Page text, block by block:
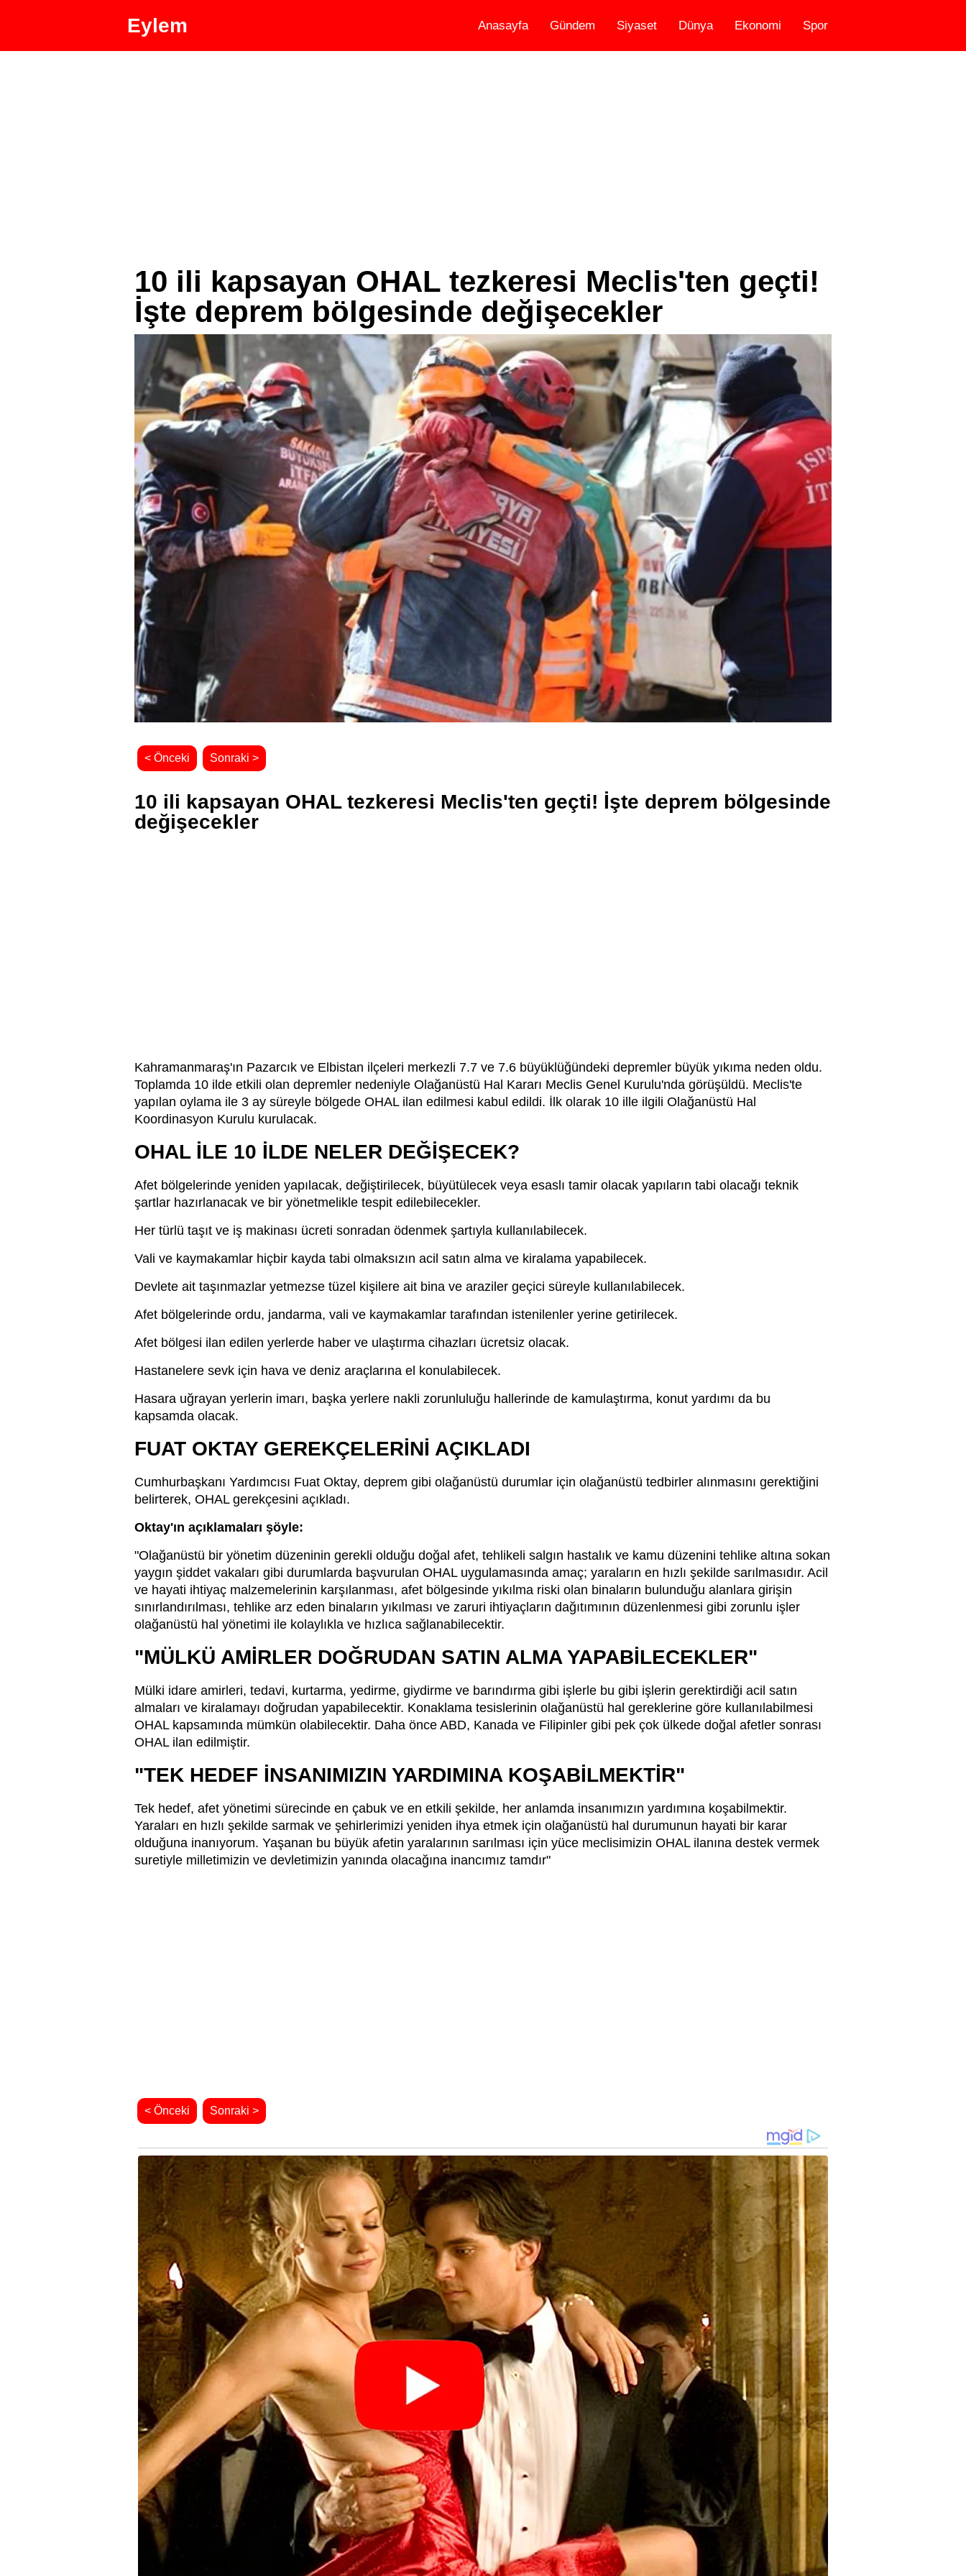
Eylem Anasayfa Gündem Siyaset Dünya Ekonomi Spor
10 ili kapsayan OHAL tezkeresi Meclis'ten geçti!
İşte deprem bölgesinde değişecekler
< Önceki Sonraki >
10 ili kapsayan OHAL tezkeresi Meclis'ten geçti! İşte deprem bölgesinde
değişecekler
Kahramanmaraş'ın Pazarcık ve Elbistan ilçeleri merkezli 7.7 ve 7.6 büyüklüğündeki depremler büyük yıkıma neden oldu.
Toplamda 10 ilde etkili olan depremler nedeniyle Olağanüstü Hal Kararı Meclis Genel Kurulu'nda görüşüldü. Meclis'te
yapılan oylama ile 3 ay süreyle bölgede OHAL ilan edilmesi kabul edildi. İlk olarak 10 ille ilgili Olağanüstü Hal
Koordinasyon Kurulu kurulacak.
OHAL İLE 10 İLDE NELER DEĞİŞECEK?
Afet bölgelerinde yeniden yapılacak, değiştirilecek, büyütülecek veya esaslı tamir olacak yapıların tabi olacağı teknik
şartlar hazırlanacak ve bir yönetmelikle tespit edilebilecekler.
Her türlü taşıt ve iş makinası ücreti sonradan ödenmek şartıyla kullanılabilecek.
Vali ve kaymakamlar hiçbir kayda tabi olmaksızın acil satın alma ve kiralama yapabilecek.
Devlete ait taşınmazlar yetmezse tüzel kişilere ait bina ve araziler geçici süreyle kullanılabilecek.
Afet bölgelerinde ordu, jandarma, vali ve kaymakamlar tarafından istenilenler yerine getirilecek.
Afet bölgesi ilan edilen yerlerde haber ve ulaştırma cihazları ücretsiz olacak.
Hastanelere sevk için hava ve deniz araçlarına el konulabilecek.
Hasara uğrayan yerlerin imarı, başka yerlere nakli zorunluluğu hallerinde de kamulaştırma, konut yardımı da bu
kapsamda olacak.
FUAT OKTAY GEREKÇELERİNİ AÇIKLADI
Cumhurbaşkanı Yardımcısı Fuat Oktay, deprem gibi olağanüstü durumlar için olağanüstü tedbirler alınmasını gerektiğini
belirterek, OHAL gerekçesini açıkladı.
Oktay'ın açıklamaları şöyle:
"Olağanüstü bir yönetim düzeninin gerekli olduğu doğal afet, tehlikeli salgın hastalık ve kamu düzenini tehlike altına sokan
yaygın şiddet vakaları gibi durumlarda başvurulan OHAL uygulamasında amaç; yaraların en hızlı şekilde sarılmasıdır. Acil
ve hayati ihtiyaç malzemelerinin karşılanması, afet bölgesinde yıkılma riski olan binaların bulunduğu alanlara girişin
sınırlandırılması, tehlike arz eden binaların yıkılması ve zaruri ihtiyaçların dağıtımının düzenlenmesi gibi zorunlu işler
olağanüstü hal yönetimi ile kolaylıkla ve hızlıca sağlanabilecektir.
"MÜLKÜ AMİRLER DOĞRUDAN SATIN ALMA YAPABİLECEKLER"
Mülki idare amirleri, tedavi, kurtarma, yedirme, giydirme ve barındırma gibi işlerle bu gibi işlerin gerektirdiği acil satın
almaları ve kiralamayı doğrudan yapabilecektir. Konaklama tesislerinin olağanüstü hal gereklerine göre kullanılabilmesi
OHAL kapsamında mümkün olabilecektir. Daha önce ABD, Kanada ve Filipinler gibi pek çok ülkede doğal afetler sonrası
OHAL ilan edilmiştir.
"TEK HEDEF İNSANIMIZIN YARDIMINA KOŞABİLMEKTİR"
Tek hedef, afet yönetimi sürecinde en çabuk ve en etkili şekilde, her anlamda insanımızın yardımına koşabilmektir.
Yaraları en hızlı şekilde sarmak ve şehirlerimizi yeniden ihya etmek için olağanüstü hal durumunun hayati bir karar
olduğuna inanıyorum. Yaşanan bu büyük afetin yaralarının sarılması için yüce meclisimizin OHAL ilanına destek vermek
suretiyle milletimizin ve devletimizin yanında olacağına inancımız tamdır"
< Önceki Sonraki >